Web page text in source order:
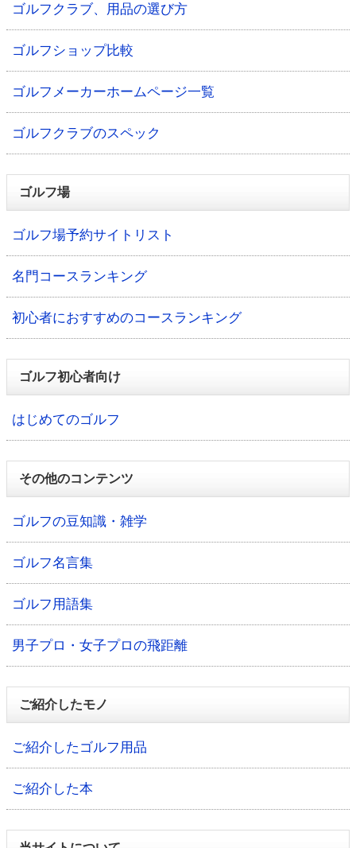
ゴルフクラブ、用品の選び方
ゴルフショップ比較
ゴルフメーカーホームページ一覧
ゴルフクラブのスペック
ゴルフ場
ゴルフ場予約サイトリスト
名門コースランキング
初心者におすすめのコースランキング
ゴルフ初心者向け
はじめてのゴルフ
その他のコンテンツ
ゴルフの豆知識・雑学
ゴルフ名言集
ゴルフ用語集
男子プロ・女子プロの飛距離
ご紹介したモノ
ご紹介したゴルフ用品
ご紹介した本